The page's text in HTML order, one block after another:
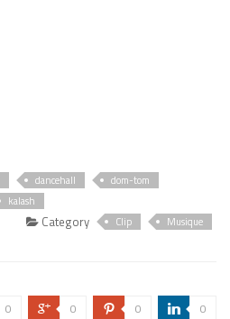
dancehall
dom-tom
kalash
Category Clip Musique
0 c 0 d 0 j 0